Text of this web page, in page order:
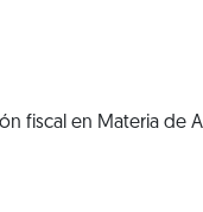
fiscal en Materia de